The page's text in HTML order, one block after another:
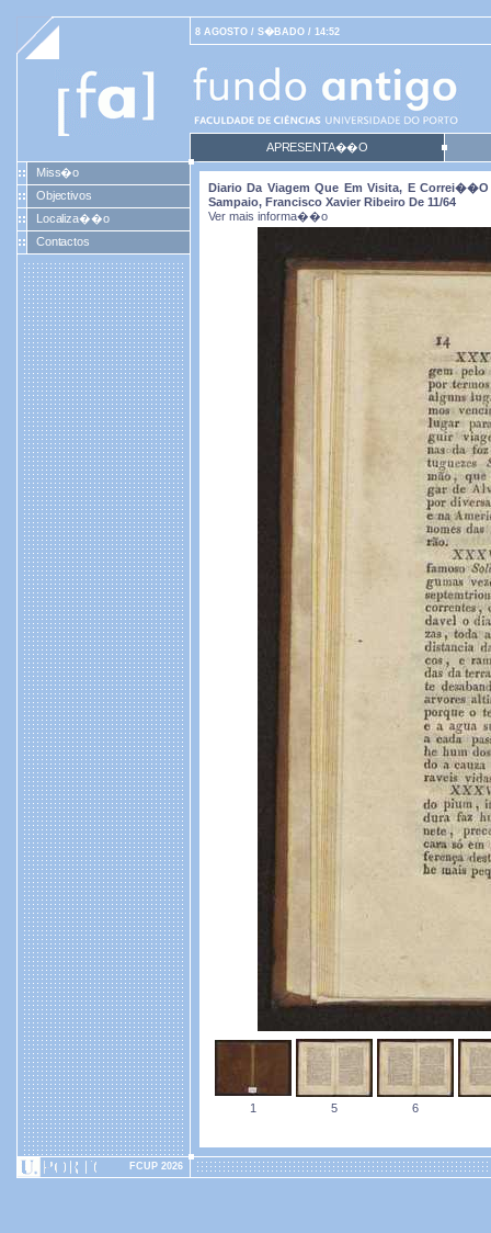
8 AGOSTO / S�BADO / 14:52
APRESENTA��O
Miss�o
Objectivos
Localiza��o
Contactos
Diario Da Viagem Que Em Visita, E
Sampaio, Francisco Xavier Ribeiro De 11/64
Ver mais informa��o
1 5 6
FCUP 2026